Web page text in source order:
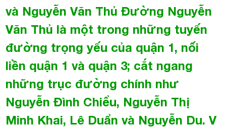
Nguyễn Đình Chiểu, Nguyễn Thị
Minh Khai, Lê Duẩn và Nguyễn Du. V
ới địa thế nằm ngay khu trung tâm
thành phố, lưu thông thuận lợi sang
quận 3, quận 2, quận 5, quận 10,
quận Phú Nhuận và quận Bình
Thạnh.